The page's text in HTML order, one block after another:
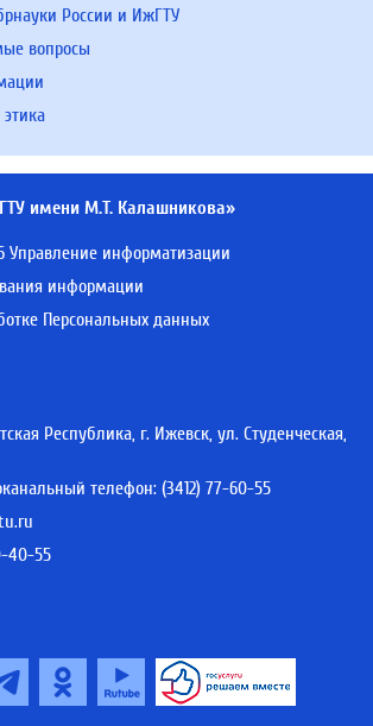
России и ИжГТУ
вопросы
имени М.Т. Калашникова»
Управление информатизации
информации
Персональных данных
Республика, г. Ижевск, ул. Студенческая,
телефон: (3412) 77-60-55
40-55